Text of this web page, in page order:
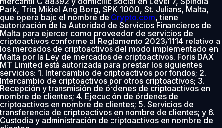
Park, Triq Mikiel Ang Borg, SPK 1000, St. Julians, Malta,
que opera bajo el nombre de Crypto.com, tiene
autorización de la Autoridad de Servicios Financieros de
Malta para ejercer como proveedor de servicios de
criptoactivos conforme al Reglamento 2023/1114 relativo a
los mercados de criptoactivos del modo implementado en
Malta por la Ley de mercados de criptoactivos. Foris DAX
MT Limited está autorizada para prestar los siguientes
servicios: 1. Intercambio de criptoactivos por fondos; 2.
Intercambio de criptoactivos por otros criptoactivos; 3.
Recepción y transmisión de órdenes de criptoactivos en
nombre de clientes; 4. Ejecución de órdenes de
criptoactivos en nombre de clientes; 5. Servicios de
transferencia de criptoactivos en nombre de clientes; y 6.
Custodia y administración de criptoactivos en nombre de